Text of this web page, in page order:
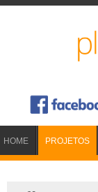
HOME PROJETOS